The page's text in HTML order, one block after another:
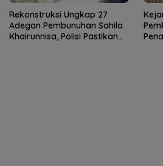
Rekonstruksi Ungkap 27
Adegan Pembunuhan Sahila
Khairunnisa, Polisi Pastikan